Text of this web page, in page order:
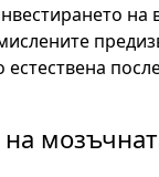
на
естествена